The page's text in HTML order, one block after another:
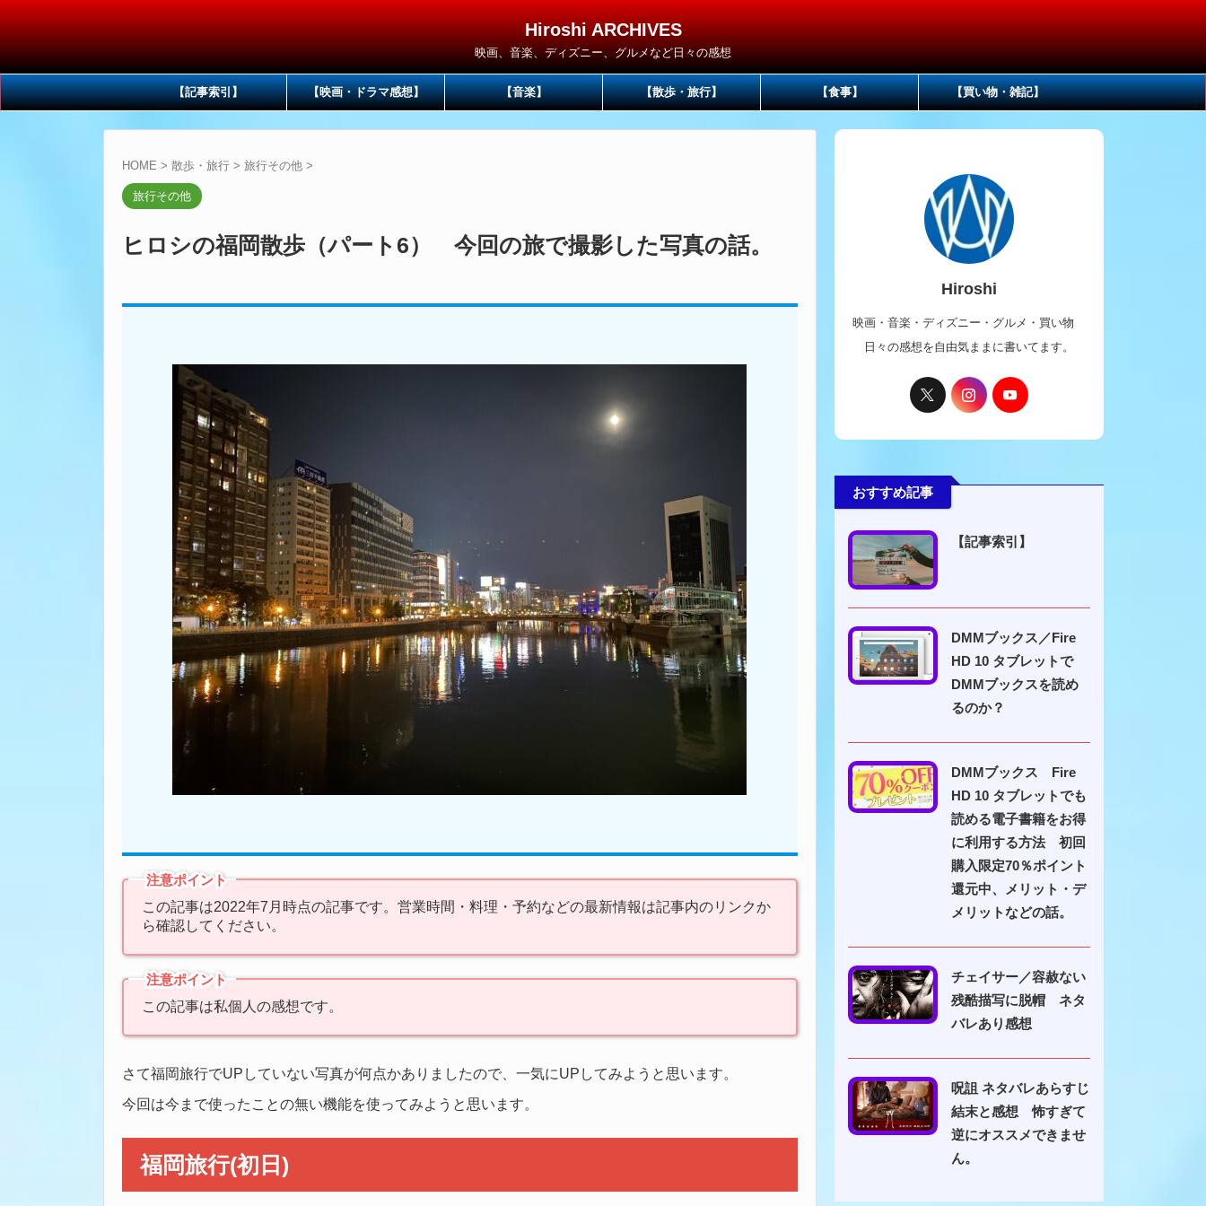
Hiroshi ARCHIVES
映画、音楽、ディズニー、グルメなど日々の感想
【記事索引】 【映画・ドラマ感想】 【音楽】 【散歩・旅行】 【食事】 【買い物・雑記】
HOME > 散歩・旅行 > 旅行その他 >
旅行その他
ヒロシの福岡散歩（パート6） 今回の旅で撮影した写真の話。
注意ポイント
この記事は2022年7月時点の記事です。営業時間・料理・予約などの最新情報は記事内のリンクか
ら確認してください。
注意ポイント
この記事は私個人の感想です。
さて福岡旅行でUPしていない写真が何点かありましたので、一気にUPしてみようと思います。
今回は今まで使ったことの無い機能を使ってみようと思います。
福岡旅行(初日)
Hiroshi
映画・音楽・ディズニー・グルメ・買い物
日々の感想を自由気ままに書いてます。
おすすめ記事
【記事索引】
DMMブックス／Fire
HD 10 タブレットで
DMMブックスを読め
るのか？
DMMブックス Fire
HD 10 タブレットでも
読める電子書籍をお得
に利用する方法 初回
購入限定70％ポイント
還元中、メリット・デ
メリットなどの話。
チェイサー／容赦ない
残酷描写に脱帽 ネタ
バレあり感想
呪詛 ネタバレあらすじ
結末と感想 怖すぎて
逆にオススメできませ
ん。